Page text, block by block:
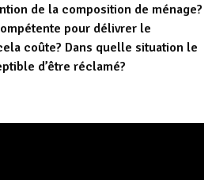
de la composition de ménage?
pour délivrer le
coûte? Dans quelle situation le
d’être réclamé?